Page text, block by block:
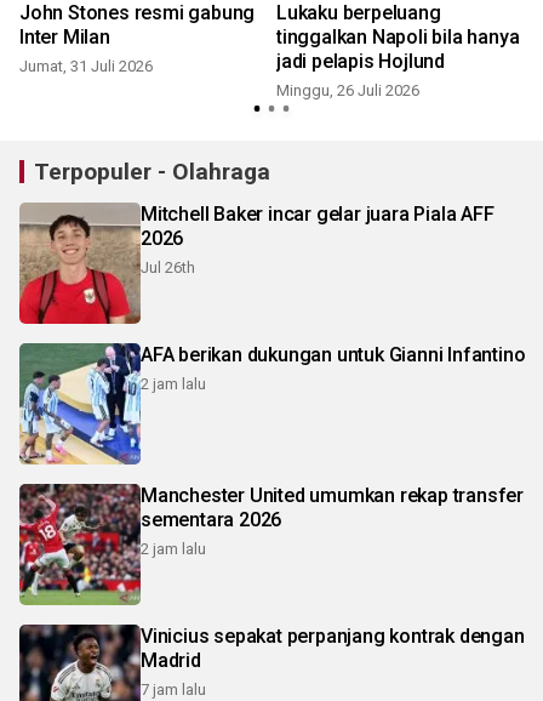
John Stones resmi gabung
Inter Milan
Jumat, 31 Juli 2026
Lukaku berpeluang
tinggalkan Napoli bila hanya
jadi pelapis Hojlund
Minggu, 26 Juli 2026
Terpopuler - Olahraga
Mitchell Baker incar gelar juara Piala AFF
2026
Jul 26th
AFA berikan dukungan untuk Gianni Infantino
2 jam lalu
Manchester United umumkan rekap transfer
sementara 2026
2 jam lalu
Vinicius sepakat perpanjang kontrak dengan
Madrid
7 jam lalu